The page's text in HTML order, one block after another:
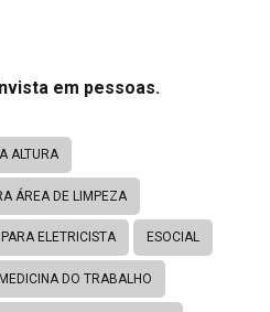
em pessoas.
ALTURA
ÁREA DE LIMPEZA
PARA ELETRICISTA ESOCIAL
MEDICINA DO TRABALHO